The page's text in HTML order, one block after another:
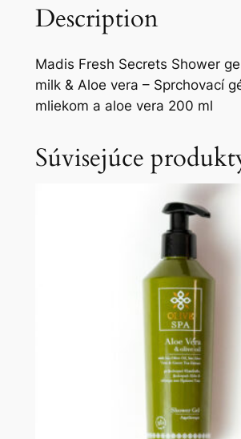
Description
Madis Fresh Secrets Shower
milk & Aloe vera – Sprchovací
mliekom a aloe vera 200 ml
Súvisejúce